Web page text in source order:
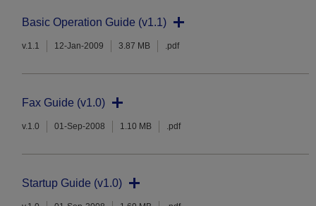
Basic Operation Guide (v1.1)
v.1.1 12-Jan-2009 3.87 MB .pdf
Fax Guide (v1.0)
v.1.0 01-Sep-2008 1.10 MB .pdf
Startup Guide (v1.0)